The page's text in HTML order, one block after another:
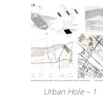
Urban Hole – 1